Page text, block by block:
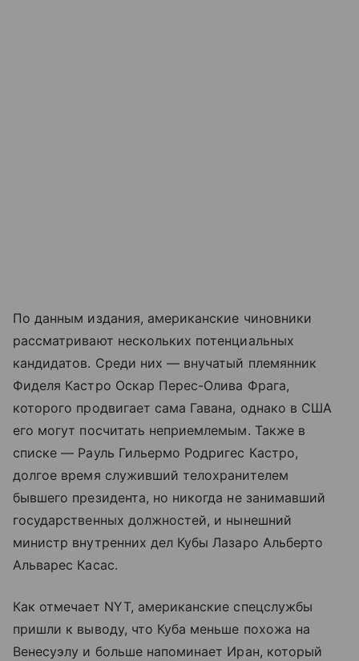
По данным издания, американские чиновники
рассматривают нескольких потенциальных
кандидатов. Среди них — внучатый племянник
Фиделя Кастро Оскар Перес-Олива Фрага,
которого продвигает сама Гавана, однако в США
его могут посчитать неприемлемым. Также в
списке — Рауль Гильермо Родригес Кастро,
долгое время служивший телохранителем
бывшего президента, но никогда не занимавший
государственных должностей, и нынешний
министр внутренних дел Кубы Лазаро Альберто
Альварес Касас.
Как отмечает NYT, американские спецслужбы
пришли к выводу, что Куба меньше похожа на
Венесуэлу и больше напоминает Иран, который